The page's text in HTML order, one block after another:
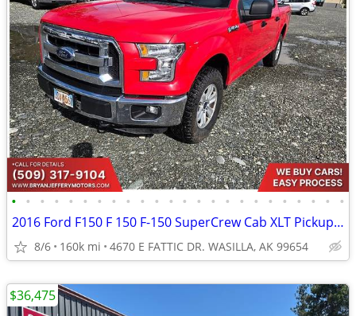
• • • • • • • • • • • • • • • • • • • • • • • •
2016 Ford F150 F 150 F-150 SuperCrew Cab XLT Pickup 4D 5 12 ft - $197/
8/6 160k mi 4670 E FATTIC DR. WASILLA, AK 99654
$36,475